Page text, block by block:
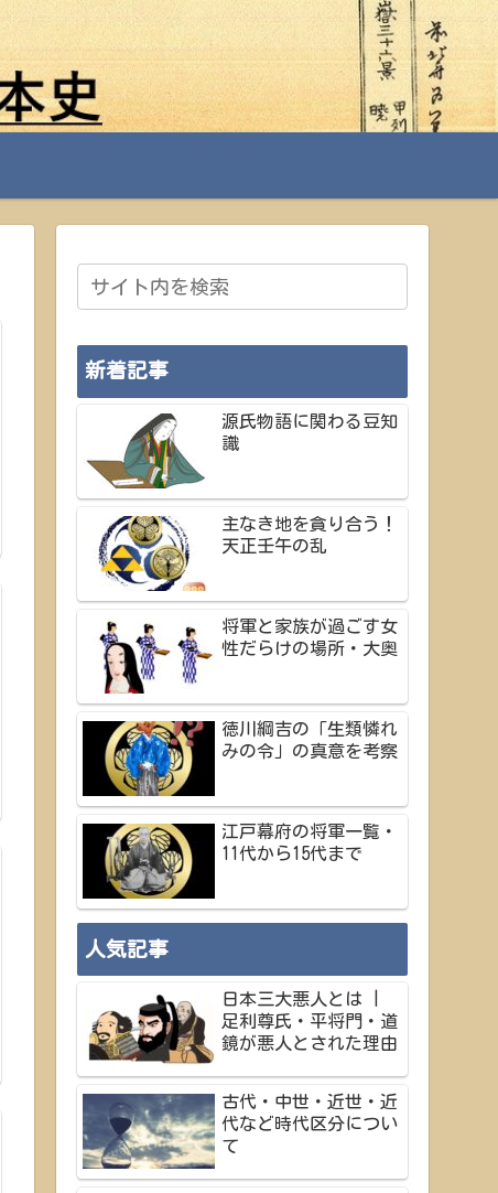
新着記事
源氏物語に関わる豆知
識
主なき地を貪り合う！
天正壬午の乱
将軍と家族が過ごす女
性だらけの場所・大奥
徳川綱吉の「生類憐れ
みの令」の真意を考察
江戸幕府の将軍一覧・
11代から15代まで
人気記事
日本三大悪人とは |
足利尊氏・平将門・道
鏡が悪人とされた理由
古代・中世・近世・近
代など時代区分につい
て